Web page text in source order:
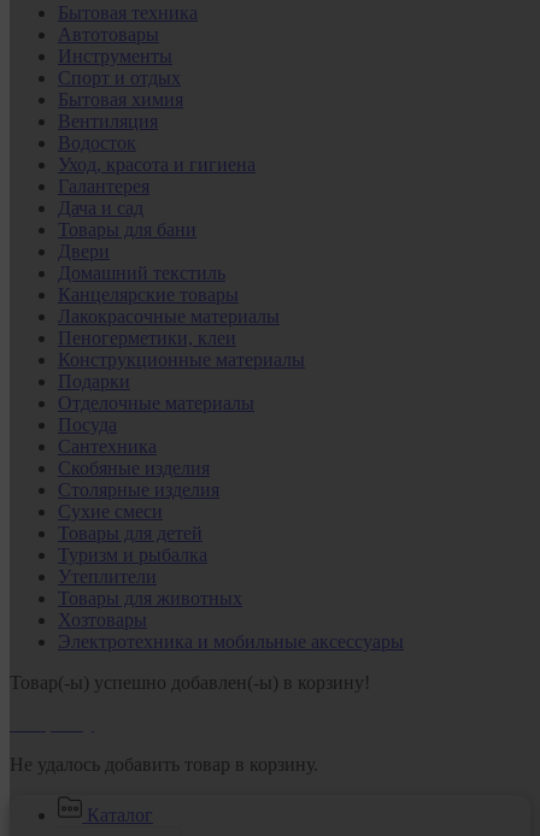
Бытовая техника
Автотовары
Инструменты
Спорт и отдых
Бытовая химия
Вентиляция
Водосток
Уход, красота и гигиена
Галантерея
Дача и сад
Товары для бани
Двери
Домашний текстиль
Канцелярские товары
Лакокрасочные материалы
Пеногерметики, клеи
Конструкционные материалы
Подарки
Отделочные материалы
Посуда
Сантехника
Скобяные изделия
Столярные изделия
Сухие смеси
Товары для детей
Туризм и рыбалка
Утеплители
Товары для животных
Хозтовары
Электротехника и мобильные аксессуары
Товар(-ы) успешно добавлен(-ы) в корзину!
Не удалось добавить товар в корзину.
Каталог